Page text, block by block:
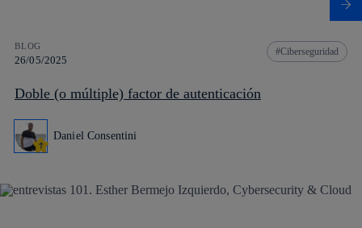
BLOG
26/05/2025
Ciberseguridad
Doble (o múltiple) factor de autenticación
Daniel Consentini